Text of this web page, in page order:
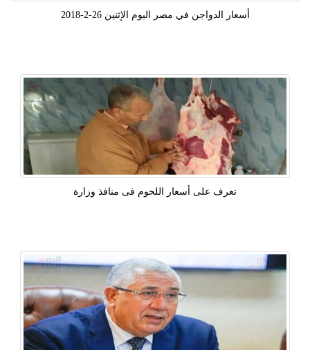
أسعار الدواجن في مصر اليوم الإثنين 26-2-2018
تعرف على أسعار اللحوم فى منافذ وزارة